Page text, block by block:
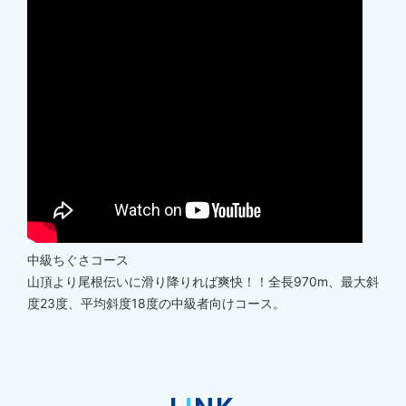
中級ちぐさコース
山頂より尾根伝いに滑り降りれば爽快！！全長970m、最大斜
度23度、平均斜度18度の中級者向けコース。